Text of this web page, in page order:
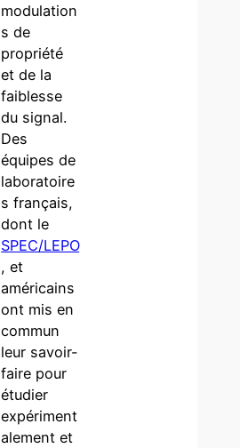
modulation
s de
propriété
et de la
faiblesse
du signal.
Des
équipes de
laboratoire
s français,
dont le
SPEC/LEPO
, et
américains
ont mis en
commun
leur savoir-
faire pour
étudier
expériment
alement et